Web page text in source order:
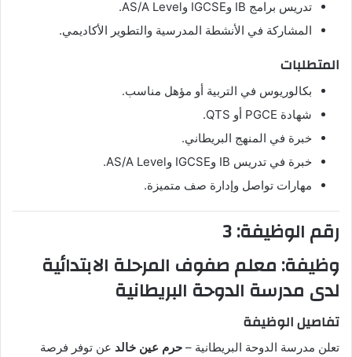
تدريس برامج IB وIGCSE وAS/A Level.
المشاركة في الأنشطة المدرسية والتطوير الأكاديمي.
المتطلبات
بكالوريوس في التربية أو مؤهل مناسب.
شهادة PGCE أو QTS.
خبرة في المنهج البريطاني.
خبرة في تدريس IB وIGCSE وAS/A Level.
مهارات تواصل وإدارة صف متميزة.
رقم الوظيفة: 3
وظيفة: معلم صفوف المرحلة الابتدائية
لدى مدرسة الدوحة البريطانية
تفاصيل الوظيفة
تعلن مدرسة الدوحة البريطانية – حرم عين خالد عن توفر فرصة